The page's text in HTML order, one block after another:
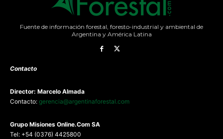
Fuente de información forestal, foresto-industrial y ambiental de
Argentina y América Latina
Contacto
Director: Marcelo Almada
Contacto: gerencia@argentinaforestal.com
Grupo Misiones Online.Com SA
Tel: +54 (0376) 4425800